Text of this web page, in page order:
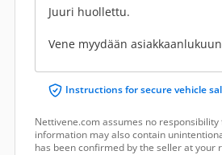
Juuri huollettu.
Vene myydään
Instructions for secure vehicle
Nettivene.com assumes no
information may also contain
has been confirmed by the seller at your